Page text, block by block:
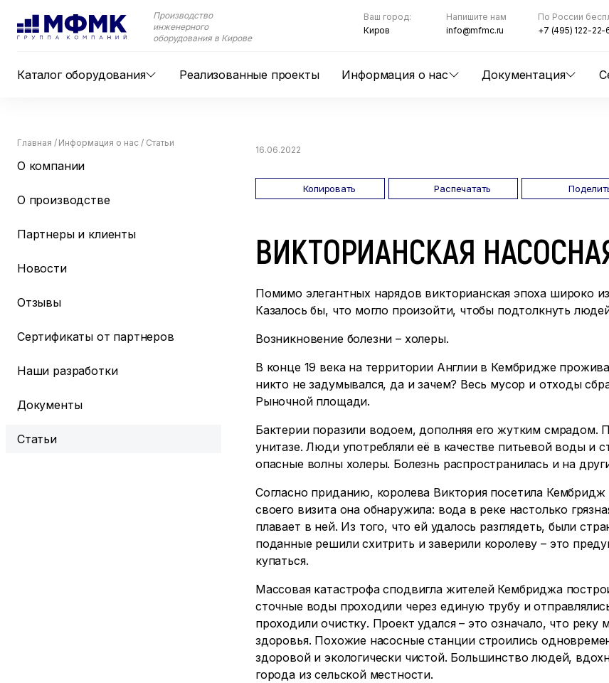
Производство
инженерного
оборудования в Кирове
Каталог оборудования Реализованные проекты Информация о нас Документация
Ваш город:
Киров
Напишите нам
info@mfmc.ru
По России
+7 (495) 122-22-
Главная / Информация о нас / Статьи
О компании
О производстве
Партнеры и клиенты
Новости
Отзывы
Сертификаты от партнеров
Наши разработки
Документы
Статьи
16.06.2022
Копировать Распечатать
ВИКТОРИАНСКАЯ
Помимо элегантных нарядов викторианская эпоха широко
Казалось бы, что могло произойти, чтобы подтолкнуть
Возникновение болезни – холеры.
В конце 19 века на территории Англии в Кембридже
никто не задумывался, да и зачем? Весь мусор и отходы
Рыночной площади.
Бактерии поразили водоем, дополняя его жутким смрадом.
унитазе. Люди употребляли её в качестве питьевой воды и
опасные волны холеры. Болезнь распространилась и на
Согласно приданию, королева Виктория посетила Кембридж
своего визита она обнаружила: вода в реке настолько
плавает в ней. Из того, что ей удалось разглядеть, были
поданные решили схитрить и заверили королеву – это
купаться.
Массовая катастрофа сподвигла жителей Кембриджа
сточные воды проходили через единую трубу и
проходили очистку. Проект удался – это означало, что
здоровья. Похожие насосные станции строились
здоровой и экологически чистой. Большинство людей,
города из сельской местности.